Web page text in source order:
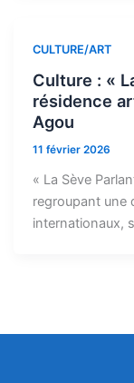
CULTURE/ART
Culture : «
résidence
Agou
11 février 2026
« La Sève
regroupant une
internationaux,